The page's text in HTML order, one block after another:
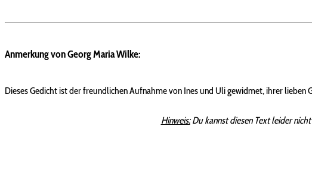
Anmerkung von Georg Maria Wilke:
Dieses Gedicht ist der freundlichen Aufnahme von Ines und Uli gewidmet, ihrer lieben
Hinweis:Du kannst diesen Text leider